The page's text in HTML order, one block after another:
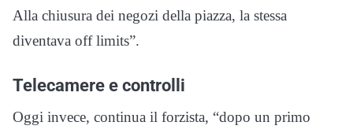
Alla chiusura dei negozi della piazza, la stessa
diventava off limits”.
Telecamere e controlli
Oggi invece, continua il forzista, “dopo un primo